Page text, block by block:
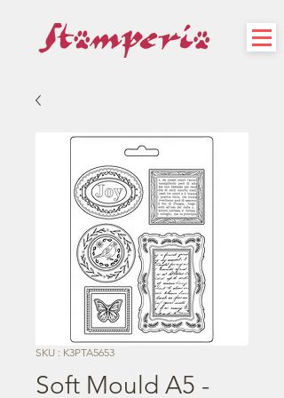
SKU : K3PTA5653
Soft Mould A5 -